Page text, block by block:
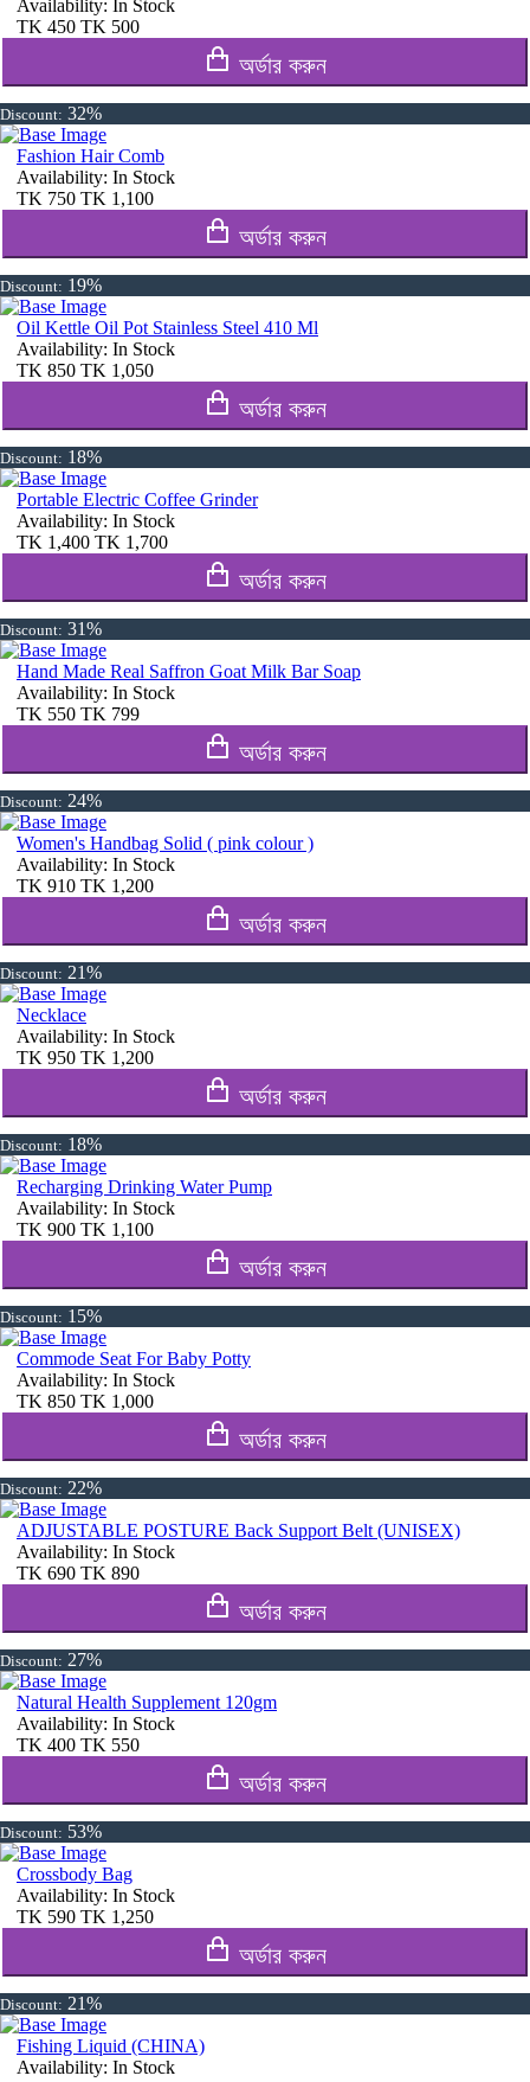
Availability: In Stock
TK 450 TK 500
অর্ডার করুন
Discount: 32%
Fashion Hair Comb
Availability: In Stock
TK 750 TK 1,100
অর্ডার করুন
Discount: 19%
Oil Kettle Oil Pot Stainless Steel 410 Ml
Availability: In Stock
TK 850 TK 1,050
অর্ডার করুন
Discount: 18%
Portable Electric Coffee Grinder
Availability: In Stock
TK 1,400 TK 1,700
অর্ডার করুন
Discount: 31%
Hand Made Real Saffron Goat Milk Bar Soap
Availability: In Stock
TK 550 TK 799
অর্ডার করুন
Discount: 24%
Women's Handbag Solid ( pink colour )
Availability: In Stock
TK 910 TK 1,200
অর্ডার করুন
Discount: 21%
Necklace
Availability: In Stock
TK 950 TK 1,200
অর্ডার করুন
Discount: 18%
Recharging Drinking Water Pump
Availability: In Stock
TK 900 TK 1,100
অর্ডার করুন
Discount: 15%
Commode Seat For Baby Potty
Availability: In Stock
TK 850 TK 1,000
অর্ডার করুন
Discount: 22%
ADJUSTABLE POSTURE Back Support Belt (UNISEX)
Availability: In Stock
TK 690 TK 890
অর্ডার করুন
Discount: 27%
Natural Health Supplement 120gm
Availability: In Stock
TK 400 TK 550
অর্ডার করুন
Discount: 53%
Crossbody Bag
Availability: In Stock
TK 590 TK 1,250
অর্ডার করুন
Discount: 21%
Fishing Liquid (CHINA)
Availability: In Stock